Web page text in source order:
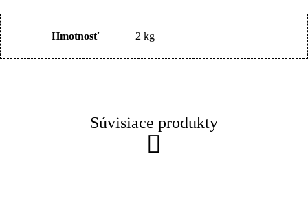
Hmotnosť 2 kg
Súvisiace produkty